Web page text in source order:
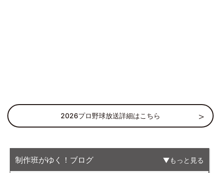
2026プロ野球放送詳細はこちら
制作班がゆく！ブログ もっと見る